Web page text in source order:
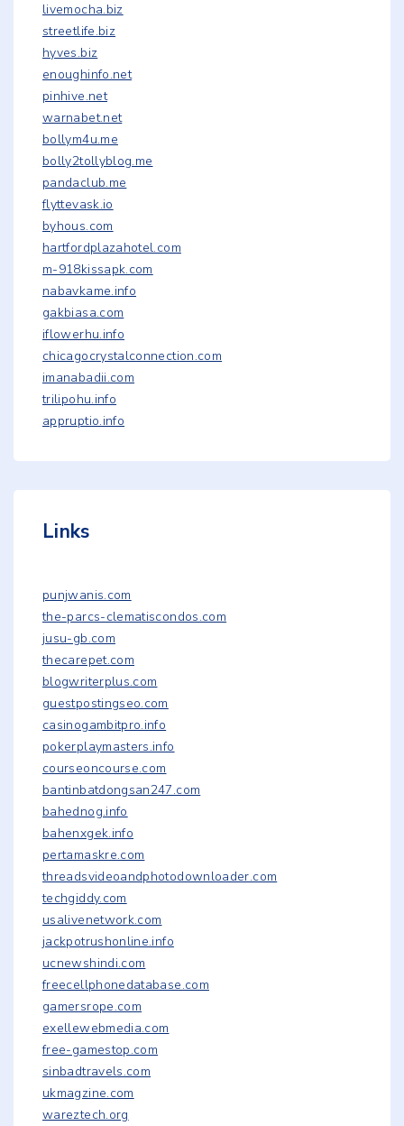
livemocha.biz
streetlife.biz
hyves.biz
enoughinfo.net
pinhive.net
warnabet.net
bollym4u.me
bolly2tollyblog.me
pandaclub.me
flyttevask.io
byhous.com
hartfordplazahotel.com
m-918kissapk.com
nabavkame.info
gakbiasa.com
iflowerhu.info
chicagocrystalconnection.com
imanabadii.com
trilipohu.info
appruptio.info
Links
punjwanis.com
the-parcs-clematiscondos.com
jusu-gb.com
thecarepet.com
blogwriterplus.com
guestpostingseo.com
casinogambitpro.info
pokerplaymasters.info
courseoncourse.com
bantinbatdongsan247.com
bahednog.info
bahenxgek.info
pertamaskre.com
threadsvideoandphotodownloader.com
techgiddy.com
usalivenetwork.com
jackpotrushonline.info
ucnewshindi.com
freecellphonedatabase.com
gamersrope.com
exellewebmedia.com
free-gamestop.com
sinbadtravels.com
ukmagzine.com
wareztech.org